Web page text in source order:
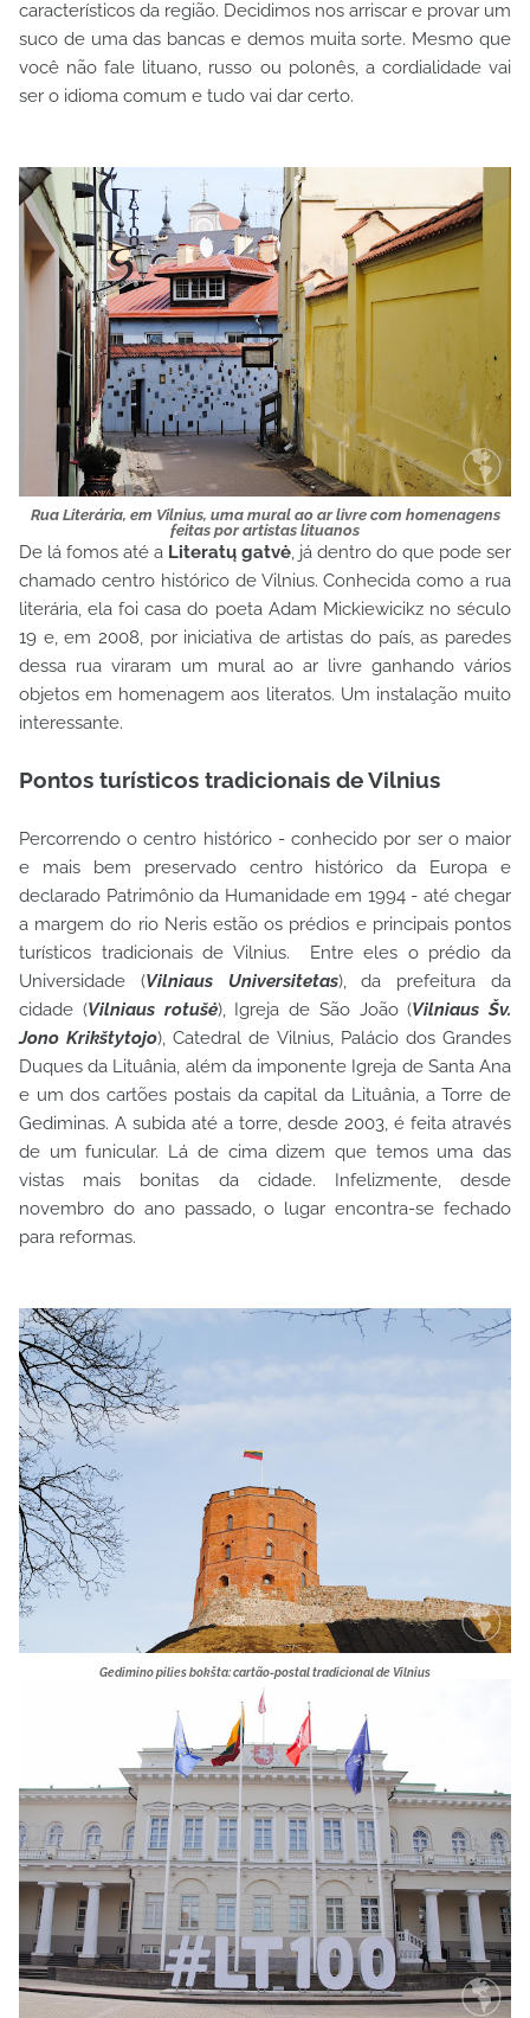
característicos da região. Decidimos nos arriscar e provar um
suco de uma das bancas e demos muita sorte. Mesmo que
você não fale lituano, russo ou polonês, a cordialidade vai
ser o idioma comum e tudo vai dar certo.
Rua Literária, em Vilnius, uma mural ao ar livre com homenagens
feitas por artistas lituanos
De lá fomos até a Literatų gatvė, já dentro do que pode ser
chamado centro histórico de Vilnius. Conhecida como a rua
literária, ela foi casa do poeta Adam Mickiewicikz no século
19 e, em 2008, por iniciativa de artistas do país, as paredes
dessa rua viraram um mural ao ar livre ganhando vários
objetos em homenagem aos literatos. Um instalação muito
interessante.
Pontos turísticos tradicionais de Vilnius
Percorrendo o centro histórico - conhecido por ser o maior
e mais bem preservado centro histórico da Europa e
declarado Patrimônio da Humanidade em 1994 - até chegar
a margem do rio Neris estão os prédios e principais pontos
turísticos tradicionais de Vilnius. Entre eles o prédio da
Universidade (Vilniaus Universitetas), da prefeitura da
cidade (Vilniaus rotušė), Igreja de São João (Vilniaus Šv.
Jono Krikštytojo), Catedral de Vilnius, Palácio dos Grandes
Duques da Lituânia, além da imponente Igreja de Santa Ana
e um dos cartões postais da capital da Lituânia, a Torre de
Gediminas. A subida até a torre, desde 2003, é feita através
de um funicular. Lá de cima dizem que temos uma das
vistas mais bonitas da cidade. Infelizmente, desde
novembro do ano passado, o lugar encontra-se fechado
para reformas.
Gedimino pilies bokšta: cartão-postal tradicional de Vilnius